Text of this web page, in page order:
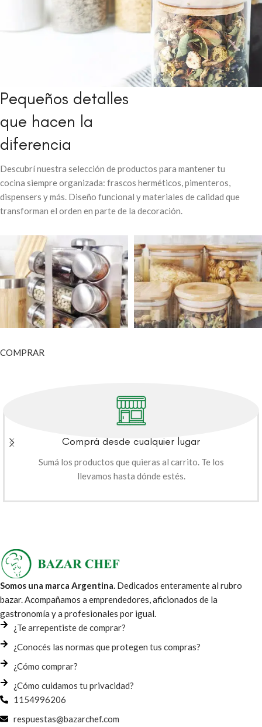
Tu cocina con
orden y estilo
Ver más
Pequeños detalles
que hacen la
diferencia
Descubrí nuestra selección de productos para mantener tu
cocina siempre organizada: frascos herméticos, pimenteros,
dispensers y más. Diseño funcional y materiales de calidad que
transforman el orden en parte de la decoración.
COMPRAR
Comprá desde cualquier lugar
Sumá los productos que quieras al carrito. Te los
llevamos hasta dónde estés.
Somos una marca Argentina. Dedicados enteramente al rubro
bazar. Acompañamos a emprendedores, aficionados de la
gastronomía y a profesionales por igual.
¿Te arrepentiste de comprar?
¿Conocés las normas que protegen tus compras?
¿Cómo comprar?
¿Cómo cuidamos tu privacidad?
1154996206
respuestas@bazarchef.com